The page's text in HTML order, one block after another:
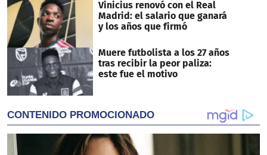
Vinicius renovó con el Real
Madrid: el salario que ganará
y los años que firmó
Muere futbolista a los 27 años
tras recibir la peor paliza:
este fue el motivo